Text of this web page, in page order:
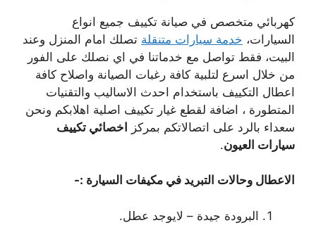
كهربائي متخصص في صيانة تكييف جميع انواع
السيارات، خدمة سيارات متنقلة تصلك امام المنزل وعند
البيت، فقط تواصل مع خدماتنا في اي نصلك على الفور
من خلال اسرع لتلبية كافة رغبات الصيانة واصلاح كافة
اعطال التكييف باستخدام احدث الاساليب والتقنيات
المتطورة ، اضافة لقطع غيار تكييف اصلية اهلابكم ونحن
سعداء بالرد على اتصالاتكم بمركز اخصائي تكييف
سيارات العيون.
الاعطال وحالات التبريد في مكيفات السيارة :-
البرودة جيدة – لايوجد عطل.